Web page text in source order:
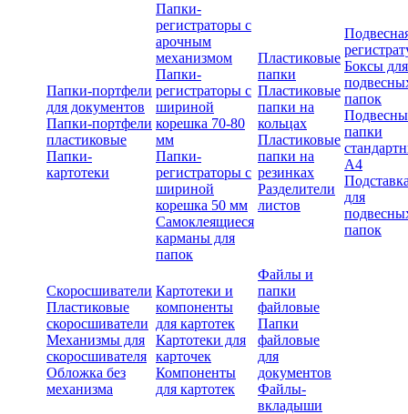
Папки-портфели
для документов
Папки-портфели
пластиковые
Папки-
картотеки
Папки-
регистраторы с
арочным
механизмом
Папки-
регистраторы с
шириной
корешка 70-80
мм
Папки-
регистраторы с
шириной
корешка 50 мм
Самоклеящиеся
карманы для
папок
Пластиковые
папки
Пластиковые
папки на
кольцах
Пластиковые
папки на
резинках
Разделители
листов
Боксы для
папок
папки
А4
для
папок
Скоросшиватели
Пластиковые
скоросшиватели
Механизмы для
скоросшивателя
Обложка без
механизма
Картотеки и
компоненты
для картотек
Картотеки для
карточек
Компоненты
для картотек
Файлы и
папки
файловые
Папки
файловые
для
документов
Файлы-
вкладыши